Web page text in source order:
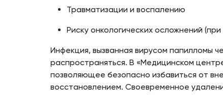
Травматизации и воспалению
Риску онкологических осложнений
Инфекция, вызванная вирусом папилломы
распространяться. В «Медицинском
позволяющее безопасно избавиться от
восстановлением. Своевременное